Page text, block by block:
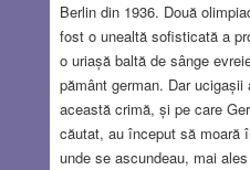
Berlin din 1936. Două
fost o unealtă sofisticată a
o uriașă baltă de sânge
pământ german. Dar
această crimă, și pe care
căutat, au început să moară
unde se ascundeau, mai